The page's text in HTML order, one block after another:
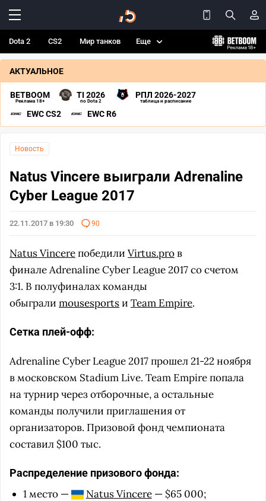
Dota 2 CS2 Мир танков Еще
АКТУАЛЬНОЕ
BETBOOM
Реклама 18+
TI 2026
по Dota 2
РПЛ 2026-2027
таблица и расписание
EWC CS2 EWC R6
Новость
Natus Vincere выиграли Adrenaline
Cyber League 2017
22.11.2017 в 19:30 90
Natus Vincereпобедили Virtus.proв
финале Adrenaline Cyber League 2017 со счетом
3:1. В полуфиналах команды
обыграли mousesportsи Team Empire.
Сетка плей-офф:
Adrenaline Cyber League 2017 прошел 21-22 ноября
в московском Stadium Live. Team Empire попала
на турнир через отборочные, а остальные
команды получили приглашения от
организаторов. Призовой фонд чемпионата
составил $100 тыс.
Распределение призового фонда:
1 место — Natus Vincere— $65 000;